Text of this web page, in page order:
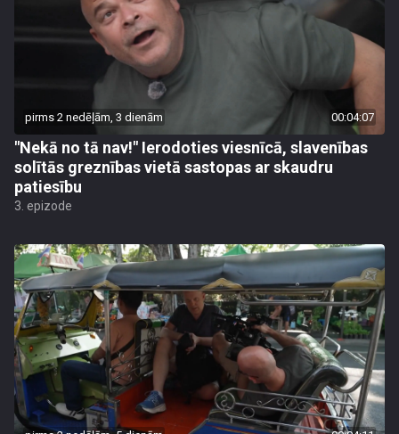
pirms 2 nedēļām, 3 dienām 00:04:07
"Nekā no tā nav!" Ierodoties viesnīcā, slavenības
solītās greznības vietā sastopas ar skaudru
patiesību
3. epizode